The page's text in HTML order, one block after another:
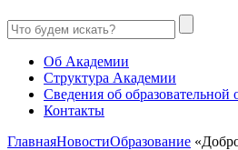
Об Академии
Структура Академии
Сведения об образовательной
Контакты
ГлавнаяНовостиОбразование